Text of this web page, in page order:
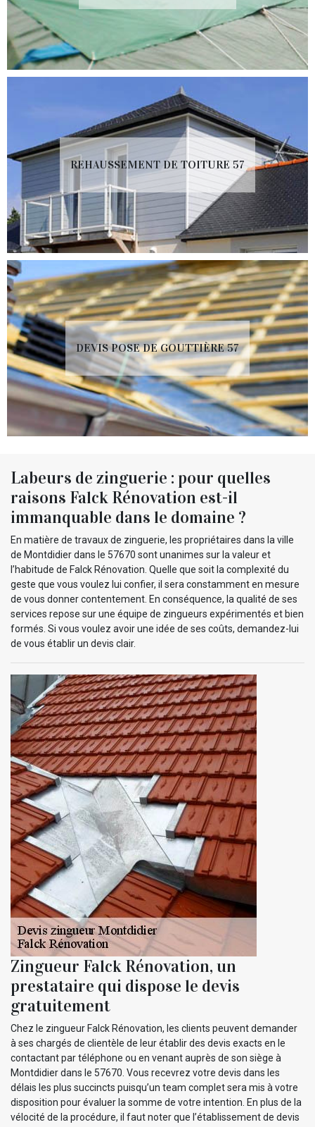
REHAUSSEMENT DE TOITURE 57
DEVIS POSE DE GOUTTIÈRE 57
Labeurs de zinguerie : pour quelles
raisons Falck Rénovation est-il
immanquable dans le domaine ?
En matière de travaux de zinguerie, les propriétaires dans la ville
de Montdidier dans le 57670 sont unanimes sur la valeur et
l’habitude de Falck Rénovation. Quelle que soit la complexité du
geste que vous voulez lui confier, il sera constamment en mesure
de vous donner contentement. En conséquence, la qualité de ses
services repose sur une équipe de zingueurs expérimentés et bien
formés. Si vous voulez avoir une idée de ses coûts, demandez-lui
de vous établir un devis clair.
Zingueur Falck Rénovation, un
prestataire qui dispose le devis
gratuitement
Chez le zingueur Falck Rénovation, les clients peuvent demander
à ses chargés de clientèle de leur établir des devis exacts en le
contactant par téléphone ou en venant auprès de son siège à
Montdidier dans le 57670. Vous recevrez votre devis dans les
délais les plus succincts puisqu’un team complet sera mis à votre
disposition pour évaluer la somme de votre intention. En plus de la
vélocité de la procédure, il faut noter que l’établissement de devis